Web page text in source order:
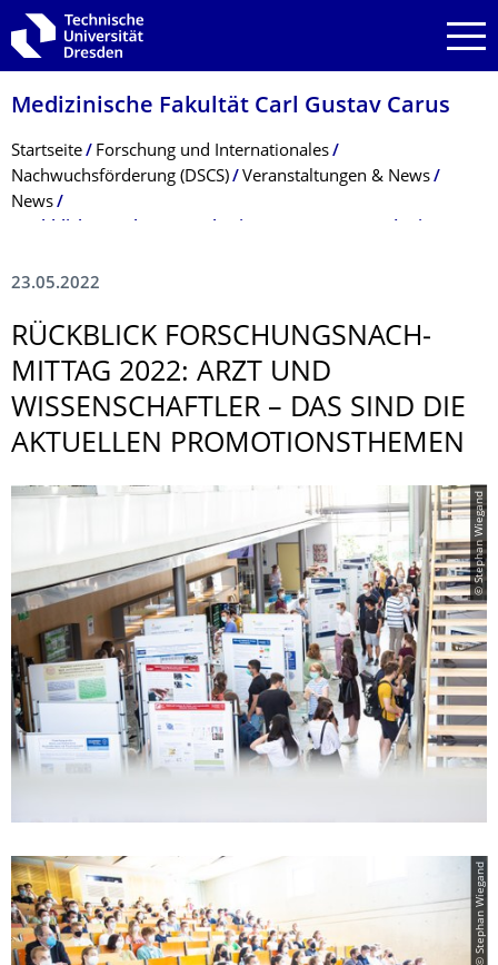
Zur Hauptnavigation springen
Zur Suche springen
Zum Inhalt springen
Medizinische Fakultät Carl Gustav Carus
Breadcrumb-Menü
Startseite
Forschung und Internationales
Nachwuchsförderung (DSCS)
Veranstaltungen & News
News
23.05.2022
RÜCKBLICK FORSCHUNGSNACH­
MITTAG 2022: ARZT UND
WISSENSCHAFTLER – DAS SIND DIE
AKTUELLEN PROMOTIONSTHE­MEN
© Stephan Wiegand
© Stephan Wiegand